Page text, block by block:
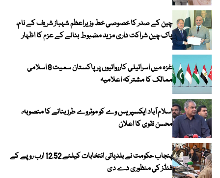
چین کے صدر کا خصوصی خط وزیراعظم شہباز شریف کے نام،
پاک چین شراکت داری مزید مضبوط بنانے کے عزم کا اظہار
غزہ میں اسرائیلی کارروائیوں پر پاکستان سمیت 8 اسلامی
ممالک کا مشترکہ اعلامیہ
اسلام آباد ایکسپریس وے کو موٹروے طرز بنانے کا منصوبہ،
محسن نقوی کا اعلان
پنجاب حکومت نے بلدیاتی انتخابات کیلئے 12.52 ارب روپے کے
فنڈز کی منظوری دے دی